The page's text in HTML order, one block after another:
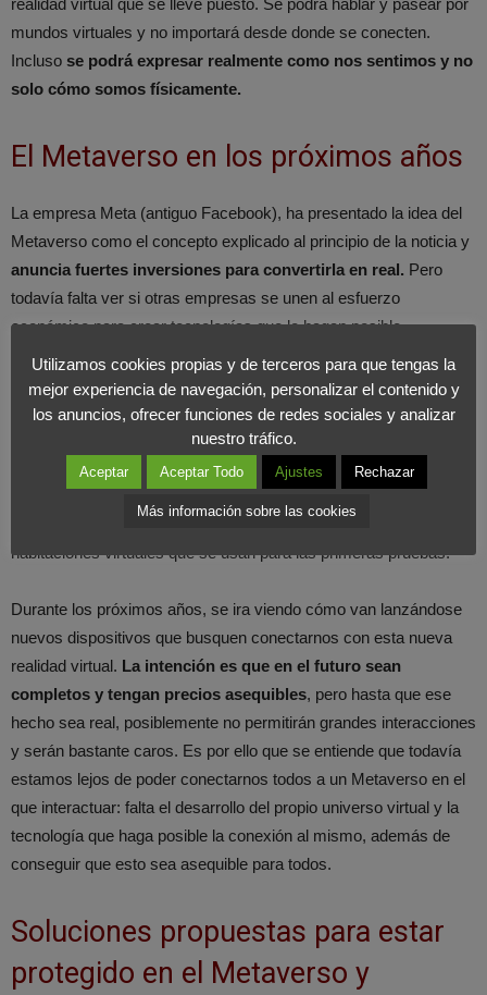
mundos virtuales y no importará desde donde se conecten.
Incluso se podrá expresar realmente como nos sentimos y no
solo cómo somos físicamente.
El Metaverso en los próximos años
La empresa Meta (antiguo Facebook), ha presentado la idea del
Metaverso como el concepto explicado al principio de la noticia y
anuncia fuertes inversiones para convertirla en real. Pero
todavía falta ver si otras empresas se unen al esfuerzo
económico para crear tecnologías que lo hagan posible.
Aún no se dispone de las tecnologías que pueden hacer real este
concepto y no se tiene dispositivos de realidad virtual que
realmente hagan movernos como si estuviéramos dentro de ese
universo de forma realista. También falta infraestructura en
habitaciones virtuales que se usan para las primeras pruebas.
Durante los próximos años, se ira viendo cómo van lanzándose
nuevos dispositivos que busquen conectarnos con esta nueva
realidad virtual. La intención es que en el futuro sean
completos y tengan precios asequibles, pero hasta que ese
hecho sea real, posiblemente no permitirán grandes interacciones
y serán bastante caros. Es por ello que se entiende que todavía
estamos lejos de poder conectarnos todos a un Metaverso en el
que interactuar: falta el desarrollo del propio universo virtual y la
tecnología que haga posible la conexión al mismo, además de
conseguir que esto sea asequible para todos.
Soluciones propuestas para estar
protegido en el Metaverso y
Utilizamos cookies propias y de terceros para que tengas la
mejor experiencia de navegación, personalizar el contenido y
los anuncios, ofrecer funciones de redes sociales y analizar
nuestro tráfico.
Aceptar Aceptar Todo Ajustes Rechazar
Más información sobre las cookies